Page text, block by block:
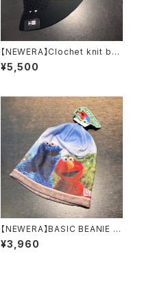
【NEWERA】Clochet knit buc
ket 14744709 14744710 1
4744714 14744715
¥5,500
【NEWERA】BASIC BEANIE S
ESAME STREET ニット 146
82559
¥3,960